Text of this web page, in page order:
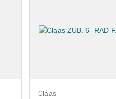
Claas